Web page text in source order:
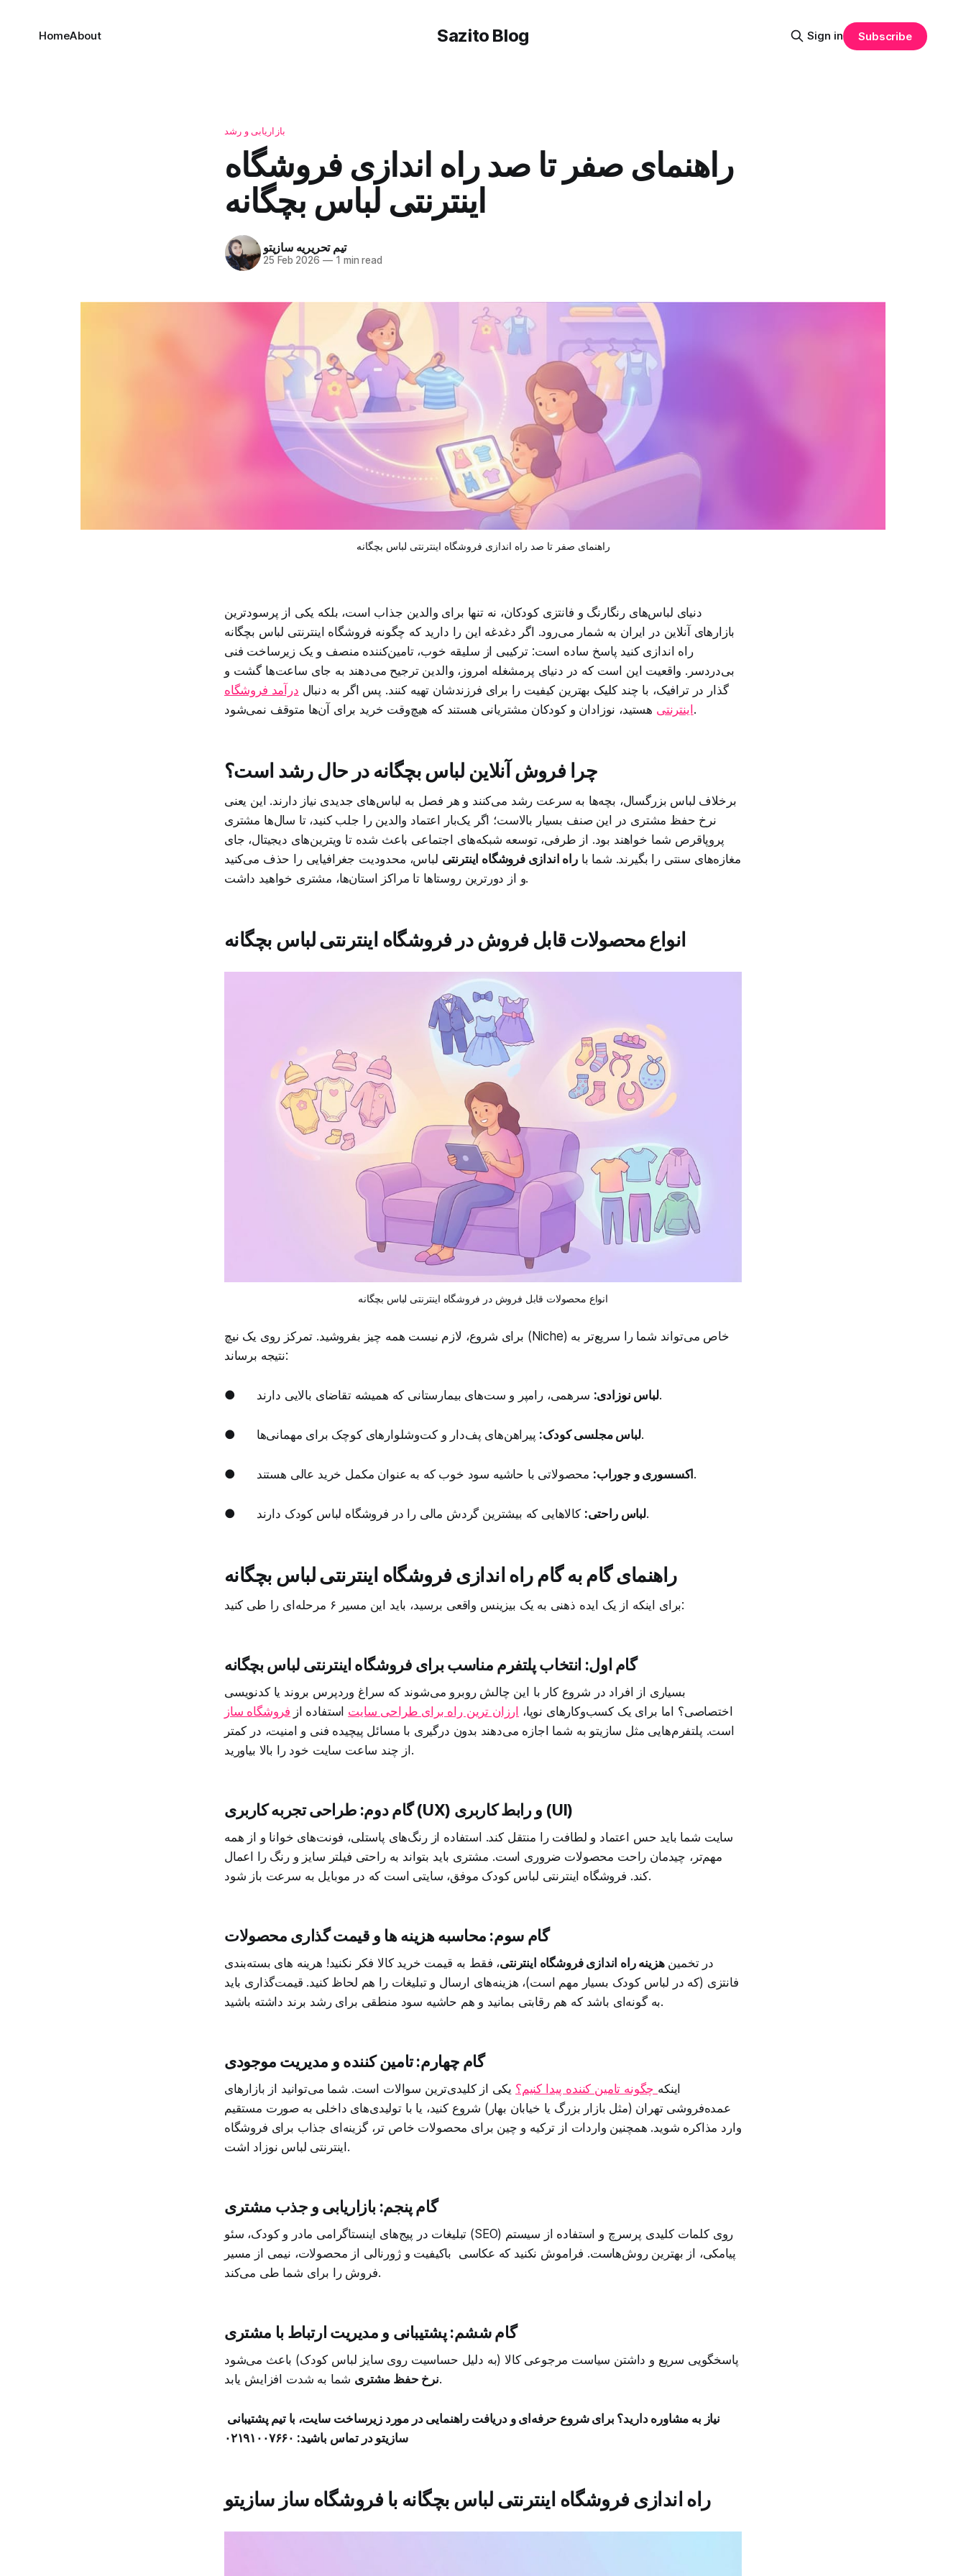
Sazito Blog
HomeAbout Sign in Subscribe
بازاریابی و رشد
راهنمای صفر تا صد راه اندازی فروشگاه
اینترنتی لباس بچگانه
تیم تحریریه سازیتو
25 Feb 2026 —1 min read
راهنمای صفر تا صد راه اندازی فروشگاه اینترنتی لباس بچگانه
دنیای لباس‌های رنگارنگ و فانتزی کودکان، نه تنها برای والدین جذاب است، بلکه یکی از پرسودترین
بازارهای آنلاین در ایران به شمار می‌رود. اگر دغدغه این را دارید که چگونه فروشگاه اینترنتی لباس بچگانه
راه اندازی کنید پاسخ ساده است: ترکیبی از سلیقه خوب، تامین‌کننده منصف و یک زیرساخت فنی
بی‌دردسر. واقعیت این است که در دنیای پرمشغله امروز، والدین ترجیح می‌دهند به جای ساعت‌ها گشت‌ و
گذار در ترافیک، با چند کلیک بهترین کیفیت را برای فرزندشان تهیه کنند. پس اگر به دنبال درآمد فروشگاه
اینترنتی هستید، نوزادان و کودکان مشتریانی هستند که هیچ‌وقت خرید برای آن‌ها متوقف نمی‌شود.
چرا فروش آنلاین لباس بچگانه در حال رشد است؟
برخلاف لباس بزرگسال، بچه‌ها به سرعت رشد می‌کنند و هر فصل به لباس‌های جدیدی نیاز دارند. این یعنی
نرخ حفظ مشتری در این صنف بسیار بالاست؛ اگر یک‌بار اعتماد والدین را جلب کنید، تا سال‌ها مشتری
پروپاقرص شما خواهند بود. از طرفی، توسعه شبکه‌های اجتماعی باعث شده تا ویترین‌های دیجیتال، جای
مغازه‌های سنتی را بگیرند. شما باراه اندازی فروشگاه اینترنتی لباس، محدودیت جغرافیایی را حذف می‌کنید
و از دورترین روستاها تا مراکز استان‌ها، مشتری خواهید داشت.
انواع محصولات قابل فروش در فروشگاه اینترنتی لباس بچگانه
انواع محصولات قابل فروش در فروشگاه اینترنتی لباس بچگانه
برای شروع، لازم نیست همه چیز بفروشید. تمرکز روی یک نیچ (Niche) خاص می‌تواند شما را سریع‌تر به
نتیجه برساند:
● لباس نوزادی:سرهمی، رامپر و ست‌های بیمارستانی که همیشه تقاضای بالایی دارند.
● لباس مجلسی کودک:پیراهن‌های پف‌دار و کت‌وشلوارهای کوچک برای مهمانی‌ها.
● اکسسوری و جوراب: محصولاتی با حاشیه سود خوب که به عنوان مکمل خرید عالی هستند.
● لباس راحتی:کالاهایی که بیشترین گردش مالی را در فروشگاه لباس کودک دارند.
راهنمای گام به گام راه اندازی فروشگاه اینترنتی لباس بچگانه
برای اینکه از یک ایده ذهنی به یک بیزینس واقعی برسید، باید این مسیر ۶ مرحله‌ای را طی کنید:
گام اول: انتخاب پلتفرم مناسب برای فروشگاه اینترنتی لباس بچگانه
بسیاری از افراد در شروع کار با این چالش روبرو می‌شوند که سراغ وردپرس بروند یا کدنویسی
اختصاصی؟ اما برای یک کسب‌وکارهای نوپا، ارزان ترین راه برای طراحی سایت استفاده از فروشگاه ساز
است. پلتفرم‌هایی مثل سازیتو به شما اجازه می‌دهند بدون درگیری با مسائل پیچیده فنی و امنیت، در کمتر
از چند ساعت سایت خود را بالا بیاورید.
گام دوم: طراحی تجربه کاربری (UX) و رابط کاربری (UI)
سایت شما باید حس اعتماد و لطافت را منتقل کند. استفاده از رنگ‌های پاستلی، فونت‌های خوانا و از همه
مهم‌تر، چیدمان راحت محصولات ضروری است. مشتری باید بتواند به راحتی فیلتر سایز و رنگ را اعمال
کند. فروشگاه اینترنتی لباس کودک موفق، سایتی است که در موبایل به سرعت باز شود.
گام سوم: محاسبه هزینه ها و قیمت گذاری محصولات
در تخمینهزینه راه اندازی فروشگاه اینترنتی، فقط به قیمت خرید کالا فکر نکنید! هرینه‌ های بسته‌بندی
فانتزی (که در لباس کودک بسیار مهم است)، هزینه‌های ارسال و تبلیغات را هم لحاظ کنید. قیمت‌گذاری باید
به گونه‌ای باشد که هم رقابتی بمانید و هم حاشیه سود منطقی برای رشد برند داشته باشید.
گام چهارم: تامین کننده و مدیریت موجودی
اینکه چگونه تامین کننده پیدا کنیم؟ یکی از کلیدی‌ترین سوالات است. شما می‌توانید از بازارهای
عمده‌فروشی تهران (مثل بازار بزرگ یا خیابان بهار) شروع کنید، یا با تولیدی‌های داخلی به صورت مستقیم
وارد مذاکره شوید. همچنین واردات از ترکیه و چین برای محصولات خاص‌ تر، گزینه‌ای جذاب برای فروشگاه
اینترنتی لباس نوزاد اشت.
گام پنجم: بازاریابی و جذب مشتری
تبلیغات در پیج‌های اینستاگرامی مادر و کودک، سئو (SEO) روی کلمات کلیدی پرسرچ و استفاده از سیستم
پیامکی، از بهترین روش‌هاست. فراموش نکنید که عکاسی باکیفیت و ژورنالی از محصولات، نیمی از مسیر
فروش را برای شما طی می‌کند.
گام ششم: پشتیبانی و مدیریت ارتباط با مشتری
پاسخگویی سریع و داشتن سیاست مرجوعی کالا (به دلیل حساسیت روی سایز لباس کودک) باعث می‌شود
نرخ حفظ مشتریشما به شدت افزایش یابد.
سازیتو در تماس باشید: ۰۲۱۹۱۰۰۷۶۶۰
راه اندازی فروشگاه اینترنتی لباس بچگانه با فروشگاه ساز سازیتو